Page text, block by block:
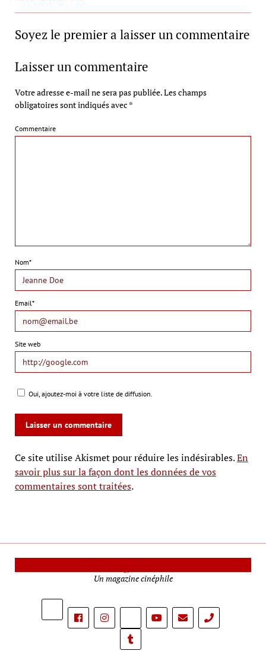
Soyez le premier a laisser un commentaire
Laisser un commentaire
Votre adresse e-mail ne sera pas publiée.Les champs
obligatoires sont indiqués avec *
Commentaire
Nom*
Email*
Site web
Oui, ajoutez-moi à votre liste de diffusion.
Ce site utilise Akismet pour réduire les indésirables.En
savoir plus sur la façon dont les données de vos
commentaires sont traitées.
Un magazine cinéphile
phone